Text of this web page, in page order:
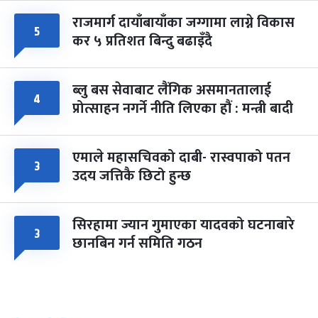
५ राजमार्ग दायाँबायाँका जग्गामा लाग्ने विकास
कर ५ प्रतिशत बिन्दु बढाइँदै
४ ब्लु बस सेवाबाट लैंगिक असमानतालाई
प्रोत्साहन नगर्ने नीति लिएका हौं : मन्त्री बादी
३ एमाले महासचिवको दाबी- रास्वपाको पतन
उदय जत्तिकै छिटो हुन्छ
३ सिरहामा ज्यान गुमाएका यादवको घटनाबारे
छानबिन गर्न समिति गठन